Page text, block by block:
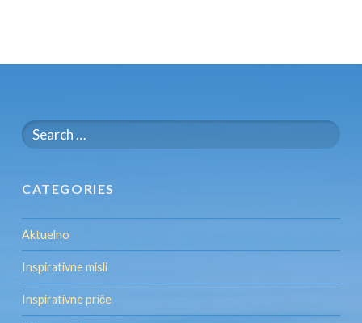
Search
for:
CATEGORIES
Aktuelno
Inspirativne misli
Inspirativne priče